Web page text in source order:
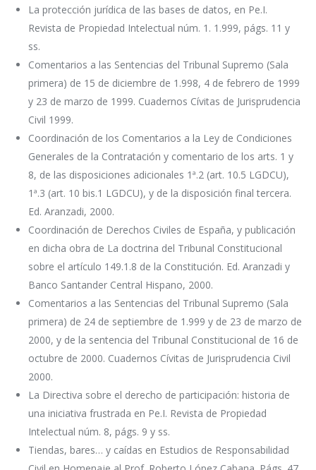
La protección jurídica de las bases de datos, en Pe.I.
Revista de Propiedad Intelectual núm. 1. 1.999, págs. 11 y
ss.
Comentarios a las Sentencias del Tribunal Supremo (Sala
primera) de 15 de diciembre de 1.998, 4 de febrero de 1999
y 23 de marzo de 1999. Cuadernos Cívitas de Jurisprudencia
Civil 1999.
Coordinación de los Comentarios a la Ley de Condiciones
Generales de la Contratación y comentario de los arts. 1 y
8, de las disposiciones adicionales 1ª.2 (art. 10.5 LGDCU),
1ª.3 (art. 10 bis.1 LGDCU), y de la disposición final tercera.
Ed. Aranzadi, 2000.
Coordinación de Derechos Civiles de España, y publicación
en dicha obra de La doctrina del Tribunal Constitucional
sobre el artículo 149.1.8 de la Constitución. Ed. Aranzadi y
Banco Santander Central Hispano, 2000.
Comentarios a las Sentencias del Tribunal Supremo (Sala
primera) de 24 de septiembre de 1.999 y de 23 de marzo de
2000, y de la sentencia del Tribunal Constitucional de 16 de
octubre de 2000. Cuadernos Cívitas de Jurisprudencia Civil
2000.
La Directiva sobre el derecho de participación: historia de
una iniciativa frustrada en Pe.I. Revista de Propiedad
Intelectual núm. 8, págs. 9 y ss.
Tiendas, bares… y caídas en Estudios de Responsabilidad